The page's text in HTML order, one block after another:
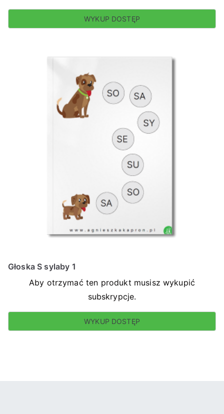
WYKUP DOSTĘP
Głoska S sylaby 1
Aby otrzymać ten produkt musisz wykupić
subskrypcje.
WYKUP DOSTĘP